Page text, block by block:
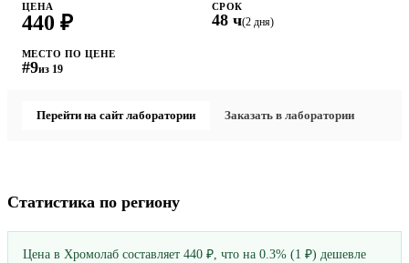
ЦЕНА
440 ₽
СРОК
48 ч(2 дня)
МЕСТО ПО ЦЕНЕ
#9из 19
Перейти на сайт лаборатории Заказать в лаборатории
Статистика по региону
Цена в Хромолаб составляет 440 ₽, что на 0.3% (1 ₽) дешевле